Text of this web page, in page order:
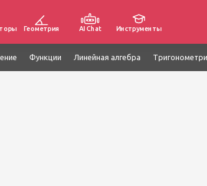
Геометрия AI Chat Инструменты
Функции Линейная алгебра